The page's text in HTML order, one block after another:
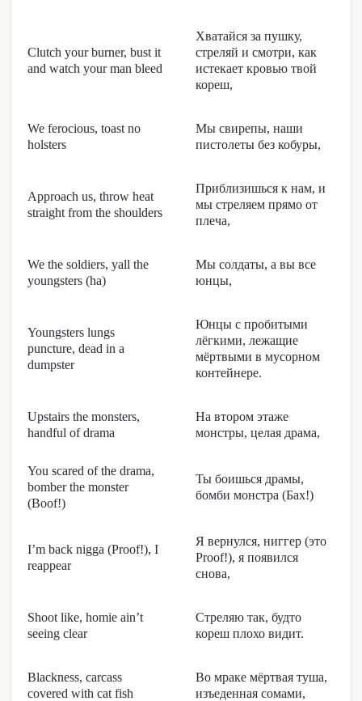
Clutch your burner, bust it
and watch your man bleed
Хватайся за пушку,
стреляй и смотри, как
истекает кровью твой
кореш,
We ferocious, toast no
holsters
Мы свирепы, наши
пистолеты без кобуры,
Approach us, throw heat
straight from the shoulders
Приблизишься к нам, и
мы стреляем прямо от
плеча,
We the soldiers, yall the
youngsters (ha)
Мы солдаты, а вы все
юнцы,
Youngsters lungs
puncture, dead in a
dumpster
Юнцы с пробитыми
лёгкими, лежащие
мёртвыми в мусорном
контейнере.
Upstairs the monsters,
handful of drama
На втором этаже
монстры, целая драма,
You scared of the drama,
bomber the monster
(Boof!)
Ты боишься драмы,
бомби монстра (Бах!)
I’m back nigga (Proof!), I
reappear
Я вернулся, ниггер (это
Proof!), я появился
снова,
Shoot like, homie ain’t
seeing clear
Стреляю так, будто
кореш плохо видит.
Blackness, carcass
covered with cat fish
Во мраке мёртвая туша,
изъеденная сомами,